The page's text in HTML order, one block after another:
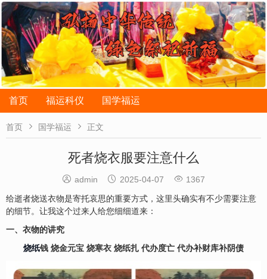
首页 福运科仪 国学福运
首页  国学福运  正文
死者烧衣服要注意什么
 admin  2025-04-07  1367
给逝者烧送衣物是寄托哀思的重要方式，这里头确实有不少需要注意
的细节。让我这个过来人给您细细道来：
一、衣物的讲究
烧纸钱 烧金元宝 烧寒衣 烧纸扎 代办度亡 代办补财库补阴债